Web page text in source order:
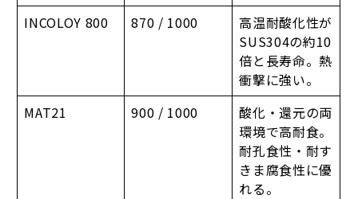
INCOLOY 800
870 / 1000
高温耐酸化性が
SUS304の約10
倍と長寿命。熱
衝撃に強い。
MAT21
900 / 1000
酸化・還元の両
環境で高耐食。
耐孔食性・耐す
きま腐食性に優
れる。